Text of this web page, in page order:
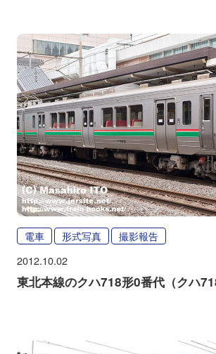
電車 形式写真 撮影報告
2012.10.02
東北本線のクハ718形0番代（クハ